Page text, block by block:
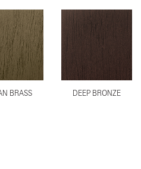
BRASS DEEP BRONZE